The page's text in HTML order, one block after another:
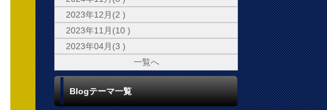
2023年12月(2 )
2023年11月(10 )
2023年04月(3 )
一覧へ
Blogテーマ一覧